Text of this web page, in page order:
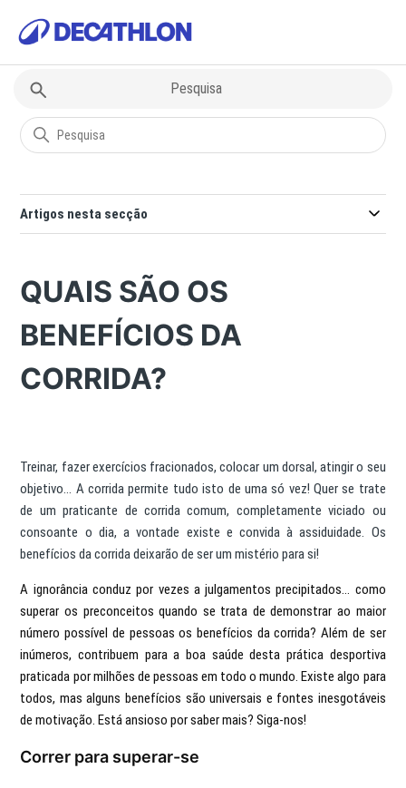
Decathlon Questões sobre Desportos
Artigos nesta secção
QUAIS SÃO OS
BENEFÍCIOS DA
CORRIDA?
Treinar, fazer exercícios fracionados, colocar um dorsal, atingir o seu
objetivo... A corrida permite tudo isto de uma só vez! Quer se trate
de um praticante de corrida comum, completamente viciado ou
consoante o dia, a vontade existe e convida à assiduidade. Os
benefícios da corrida deixarão de ser um mistério para si!
A ignorância conduz por vezes a julgamentos precipitados... como
superar os preconceitos quando se trata de demonstrar ao maior
número possível de pessoas os benefícios da corrida? Além de ser
inúmeros, contribuem para a boa saúde desta prática desportiva
praticada por milhões de pessoas em todo o mundo. Existe algo para
todos, mas alguns benefícios são universais e fontes inesgotáveis
de motivação. Está ansioso por saber mais? Siga-nos!
Correr para superar-se